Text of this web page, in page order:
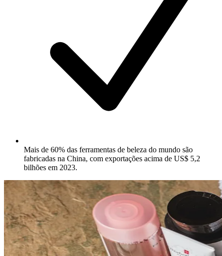
Mais de 60% das ferramentas de beleza do mundo são
fabricadas na China, com exportações acima de US$ 5,2
bilhões em 2023.